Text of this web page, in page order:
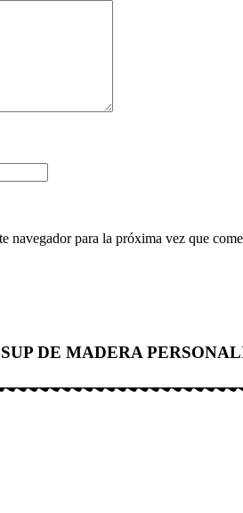
navegador para la próxima vez que
DE MADERA